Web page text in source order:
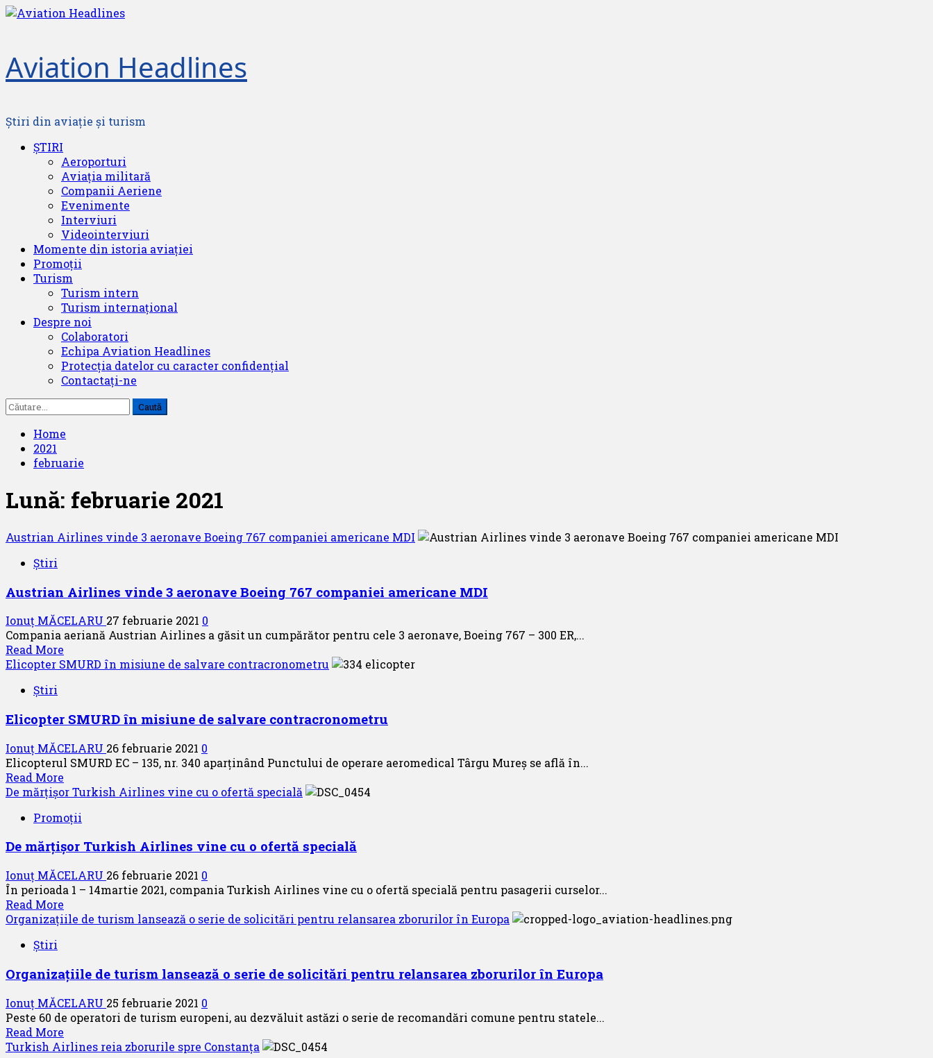
Skip
Aviation Headlines
Știri din aviație și turism
Primary
ȘTIRI
Aeroporturi
Aviația militară
Companii Aeriene
Evenimente
Interviuri
Videointerviuri
Momente din istoria aviației
Promoții
Turism
Turism intern
Turism internațional
Despre noi
Colaboratori
Echipa Aviation Headlines
Protecția datelor cu caracter confidențial
Contactați-ne
Caută
după:
Home
2021
februarie
Lună: februarie 2021
Austrian Airlines vinde 3 aeronave Boeing 767 companiei americane MDI
Știri
Austrian Airlines vinde 3 aeronave Boeing 767 companiei americane MDI
Ionuț MĂCELARU 27 februarie 2021 0
Compania aeriană Austrian Airlines a găsit un cumpărător pentru cele 3 aeronave, Boeing 767 – 300 ER,...
Read More
more
vinde
aeronave
Boeing
767
companiei
americane
MDI
Elicopter SMURD în misiune de salvare contracronometru
Știri
Elicopter SMURD în misiune de salvare contracronometru
Ionuț MĂCELARU 26 februarie 2021 0
Elicopterul SMURD EC – 135, nr. 340 aparținând Punctului de operare aeromedical Târgu Mureș se află în...
Read More
more
Elicopter
în
de
salvare
contracronometru
De mărțișor Turkish Airlines vine cu o ofertă specială
Promoții
De mărțișor Turkish Airlines vine cu o ofertă specială
Ionuț MĂCELARU 26 februarie 2021 0
În perioada 1 – 14martie 2021, compania Turkish Airlines vine cu o ofertă specială pentru pasagerii curselor...
Read More
more
Turkish
vine
cu
o
ofertă
Organizațiile de turism lansează o serie de solicitări pentru relansarea zborurilor în Europa
Știri
Organizațiile de turism lansează o serie de solicitări pentru relansarea zborurilor în Europa
Ionuț MĂCELARU 25 februarie 2021 0
Peste 60 de operatori de turism europeni, au dezvăluit astăzi o serie de recomandări comune pentru statele...
Read More
more
Turkish Airlines reia zborurile spre Constanța